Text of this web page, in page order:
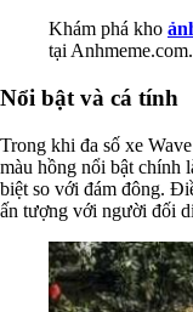
Khám phá kho
tại Anhmeme.com.
Nổi bật và cá tính
Trong khi đa số xe
màu hồng nổi bật chính
biệt so với đám đông.
ấn tượng với người đối